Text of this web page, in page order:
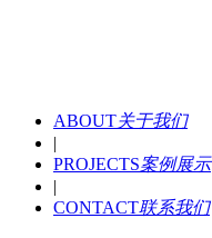
ABOUT关于我们
|
PROJECTS案例展示
|
CONTACT联系我们